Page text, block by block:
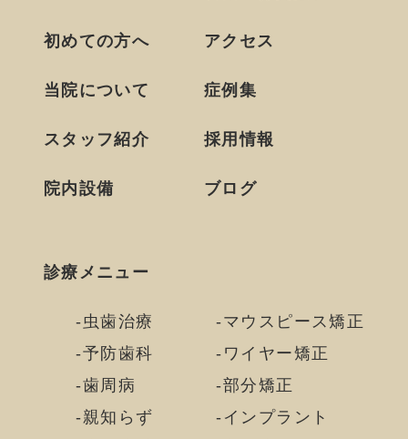
初めての方へ
当院について
スタッフ紹介
院内設備
アクセス
症例集
採用情報
ブログ
診療メニュー
虫歯治療
予防歯科
歯周病
親知らず
マウスピース矯正
ワイヤー矯正
部分矯正
インプラント